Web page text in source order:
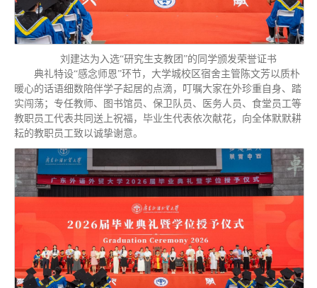
刘建达为入选“研究生支教团”的同学颁发荣誉证书
典礼特设“感念师恩”环节，大学城校区宿舍主管陈文芳以质朴
暖心的话语细数陪伴学子起居的点滴，叮嘱大家在外珍重自身、踏
实闯荡；专任教师、图书馆员、保卫队员、医务人员、食堂员工等
教职员工代表共同送上祝福，毕业生代表依次献花，向全体默默耕
耘的教职员工致以诚挚谢意。